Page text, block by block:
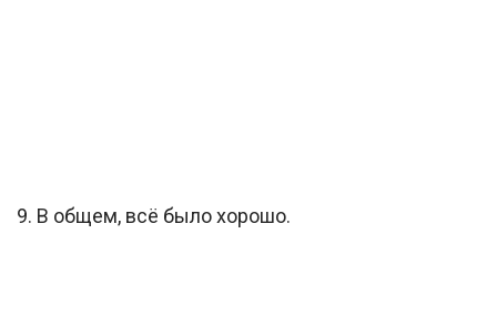
9. В общем, всё было хорошо.